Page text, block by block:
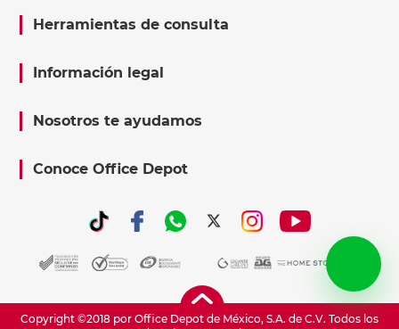
Herramientas de consulta
Información legal
Nosotros te ayudamos
Conoce Office Depot
Copyright ©2018 por Office Depot de México, S.A. de C.V. Todos los